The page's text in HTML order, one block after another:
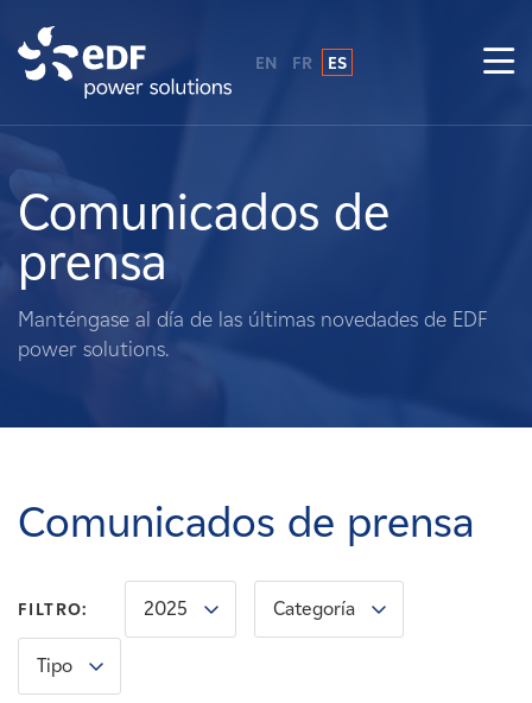
Sobre nosotros
Qué hacemos
Terratenientes
Carreras
Noticias
Contacte con
EN FR ES
Comunicados de
prensa
Manténgase al día de las últimas novedades de EDF
power solutions.
Comunicados de prensa
FILTRO: 2025 Categoría
Tipo